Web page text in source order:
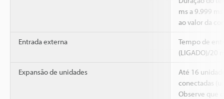
ms a 9.999
ao valor da
Entrada externa
Tempo de
(LIGADO)/20
Expansão de unidades
Até 16
conectadas
Observe que